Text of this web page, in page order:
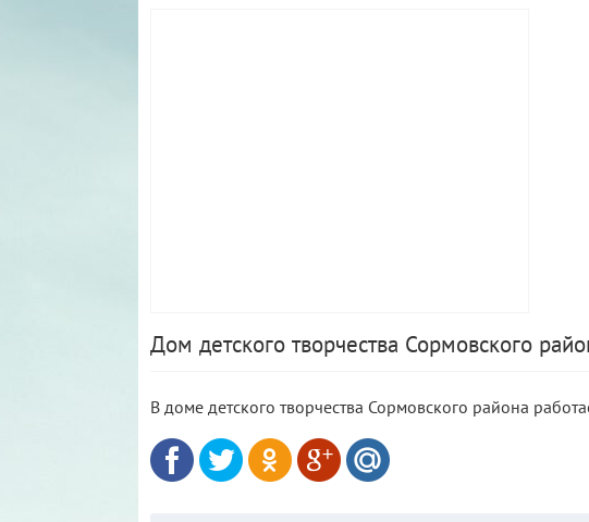
Дом детского творчества Сормовского
В доме детского творчества Сормовского района